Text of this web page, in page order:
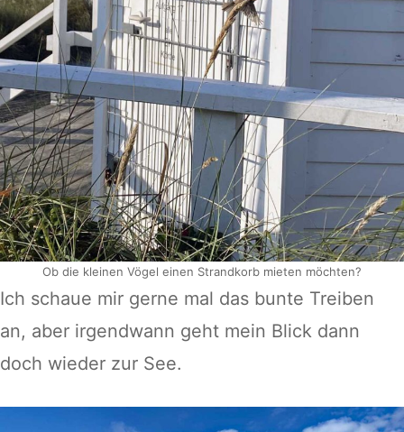
Ob die kleinen Vögel einen Strandkorb mieten möchten?
Ich schaue mir gerne mal das bunte Treiben
an, aber irgendwann geht mein Blick dann
doch wieder zur See.